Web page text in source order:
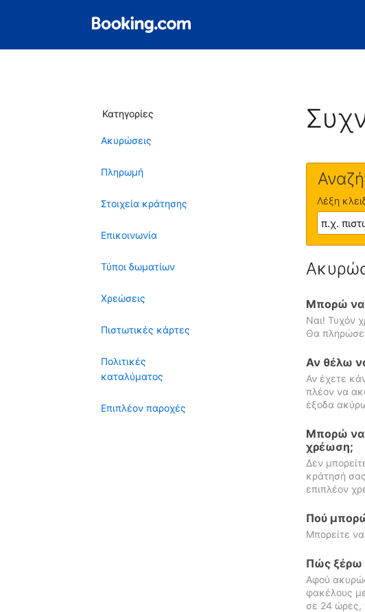
Κατηγορίες
Ακυρώσεις
Πληρωμή
Στοιχεία κράτησης
Επικοινωνία
Τύποι δωματίων
Χρεώσεις
Πιστωτικές κάρτες
Πολιτικές
καταλύματος
Επιπλέον παροχές
Λέξη
Μπορώ να
Ναι! Τυχόν
Θα
Αν θέλω
Αν έχετε
πλέον να
έξοδα
Μπορώ να
χρέωση;
Δεν
κράτησή
επιπλέον
Πού
Μπορείτε
Πώς ξέρω
Αφού
φακέλους
σε 24 ώρες,